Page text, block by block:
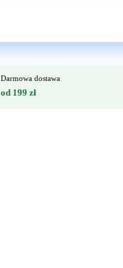
Darmowa dostawa
od 199 zł